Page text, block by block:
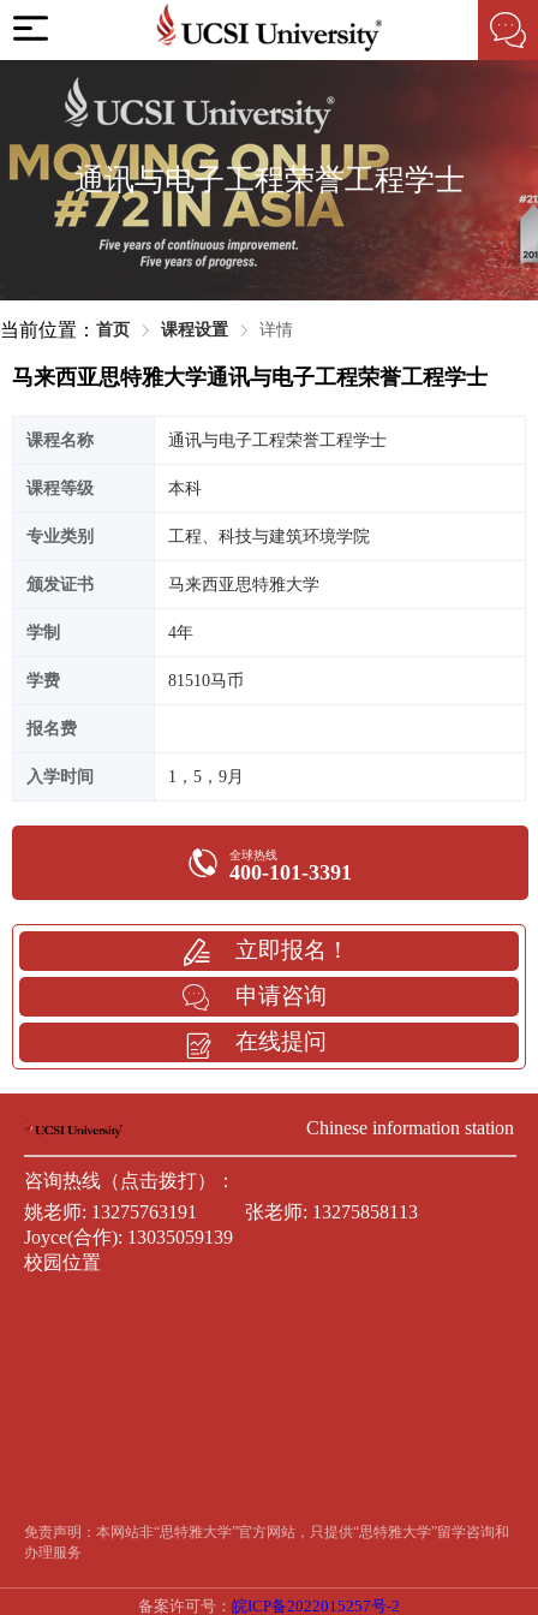
通讯与电子工程荣誉工程学士
当前位置： 首页 课程设置 详情
马来西亚思特雅大学通讯与电子工程荣誉工程学士
课程名称 通讯与电子工程荣誉工程学士
课程等级 本科
专业类别 工程、科技与建筑环境学院
颁发证书 马来西亚思特雅大学
学制 4年
学费 81510马币
报名费
入学时间 1，5，9月
全球热线
400-101-3391
立即报名！
申请咨询
在线提问
Chinese information station
咨询热线（点击拨打）：
姚老师: 13275763191 张老师: 13275858113
Joyce(合作): 13035059139
校园位置
免责声明：本网站非“思特雅大学”官方网站，只提供“思特雅大学”留学咨询和
办理服务
备案许可号： 皖ICP备2022015257号-2